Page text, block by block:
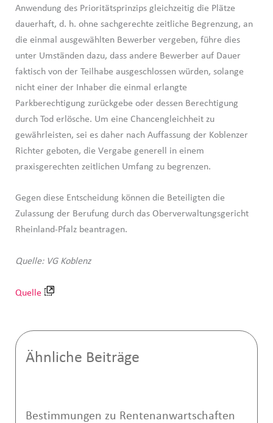
Anwendung des Prioritätsprinzips gleichzeitig die Plätze
dauerhaft, d. h. ohne sachgerechte zeitliche Begrenzung, an
die einmal ausgewählten Bewerber vergeben, führe dies
unter Umständen dazu, dass andere Bewerber auf Dauer
faktisch von der Teilhabe ausgeschlossen würden, solange
nicht einer der Inhaber die einmal erlangte
Parkberechtigung zurückgebe oder dessen Berechtigung
durch Tod erlösche. Um eine Chancengleichheit zu
gewährleisten, sei es daher nach Auffassung der Koblenzer
Richter geboten, die Vergabe generell in einem
praxisgerechten zeitlichen Umfang zu begrenzen.
Gegen diese Entscheidung können die Beteiligten die
Zulassung der Berufung durch das Oberverwaltungsgericht
Rheinland-Pfalz beantragen.
Quelle: VG Koblenz
Quelle
Ähnliche Beiträge
Bestimmungen zu Rentenanwartschaften